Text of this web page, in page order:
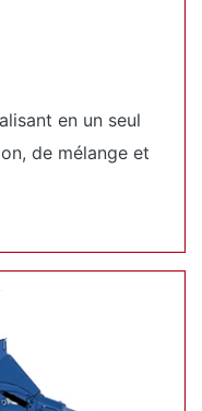
en un seul
de mélange et